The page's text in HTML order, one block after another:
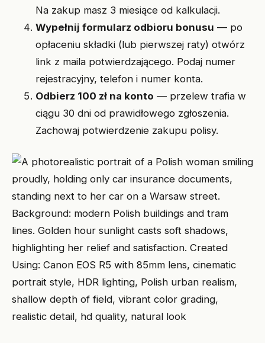
Na zakup masz 3 miesiące od kalkulacji.
Wypełnij formularz odbioru bonusu — po
opłaceniu składki (lub pierwszej raty) otwórz
link z maila potwierdzającego. Podaj numer
rejestracyjny, telefon i numer konta.
Odbierz 100 zł na konto — przelew trafia w
ciągu 30 dni od prawidłowego zgłoszenia.
Zachowaj potwierdzenie zakupu polisy.